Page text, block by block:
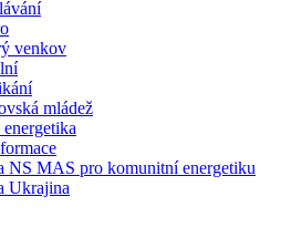
venkov
mládež
NS MAS pro komunitní energetiku
Ukrajina